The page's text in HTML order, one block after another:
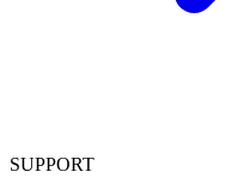
SUPPORT